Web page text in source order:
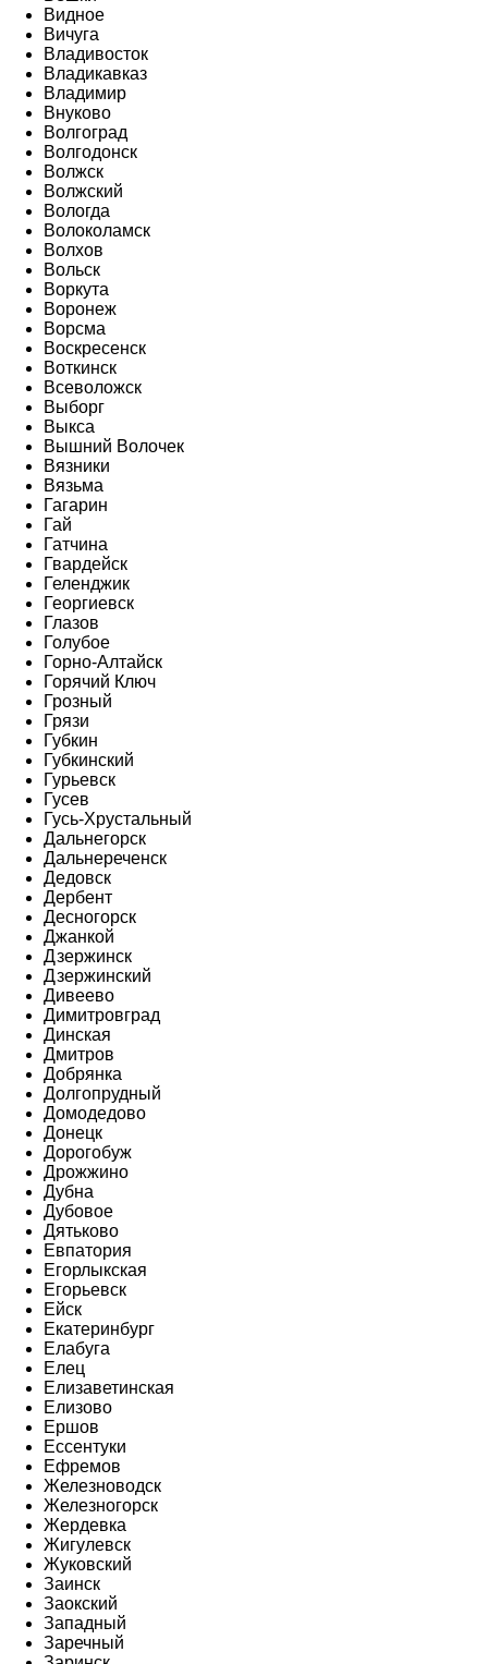
Видное
Вичуга
Владивосток
Владикавказ
Владимир
Внуково
Волгоград
Волгодонск
Волжск
Волжский
Вологда
Волоколамск
Волхов
Вольск
Воркута
Воронеж
Ворсма
Воскресенск
Воткинск
Всеволожск
Выборг
Выкса
Вышний Волочек
Вязники
Вязьма
Гагарин
Гай
Гатчина
Гвардейск
Геленджик
Георгиевск
Глазов
Голубое
Горно-Алтайск
Горячий Ключ
Грозный
Грязи
Губкин
Губкинский
Гурьевск
Гусев
Гусь-Хрустальный
Дальнегорск
Дальнереченск
Дедовск
Дербент
Десногорск
Джанкой
Дзержинск
Дзержинский
Дивеево
Димитровград
Динская
Дмитров
Добрянка
Долгопрудный
Домодедово
Донецк
Дорогобуж
Дрожжино
Дубна
Дубовое
Дятьково
Евпатория
Егорлыкская
Егорьевск
Ейск
Екатеринбург
Елабуга
Елец
Елизаветинская
Елизово
Ершов
Ессентуки
Ефремов
Железноводск
Железногорск
Жердевка
Жигулевск
Жуковский
Заинск
Заокский
Западный
Заречный